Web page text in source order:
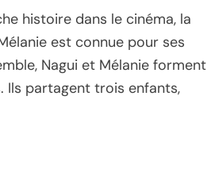
histoire dans le cinéma, la
est connue pour ses
Nagui et Mélanie forment
Ils partagent trois enfants,